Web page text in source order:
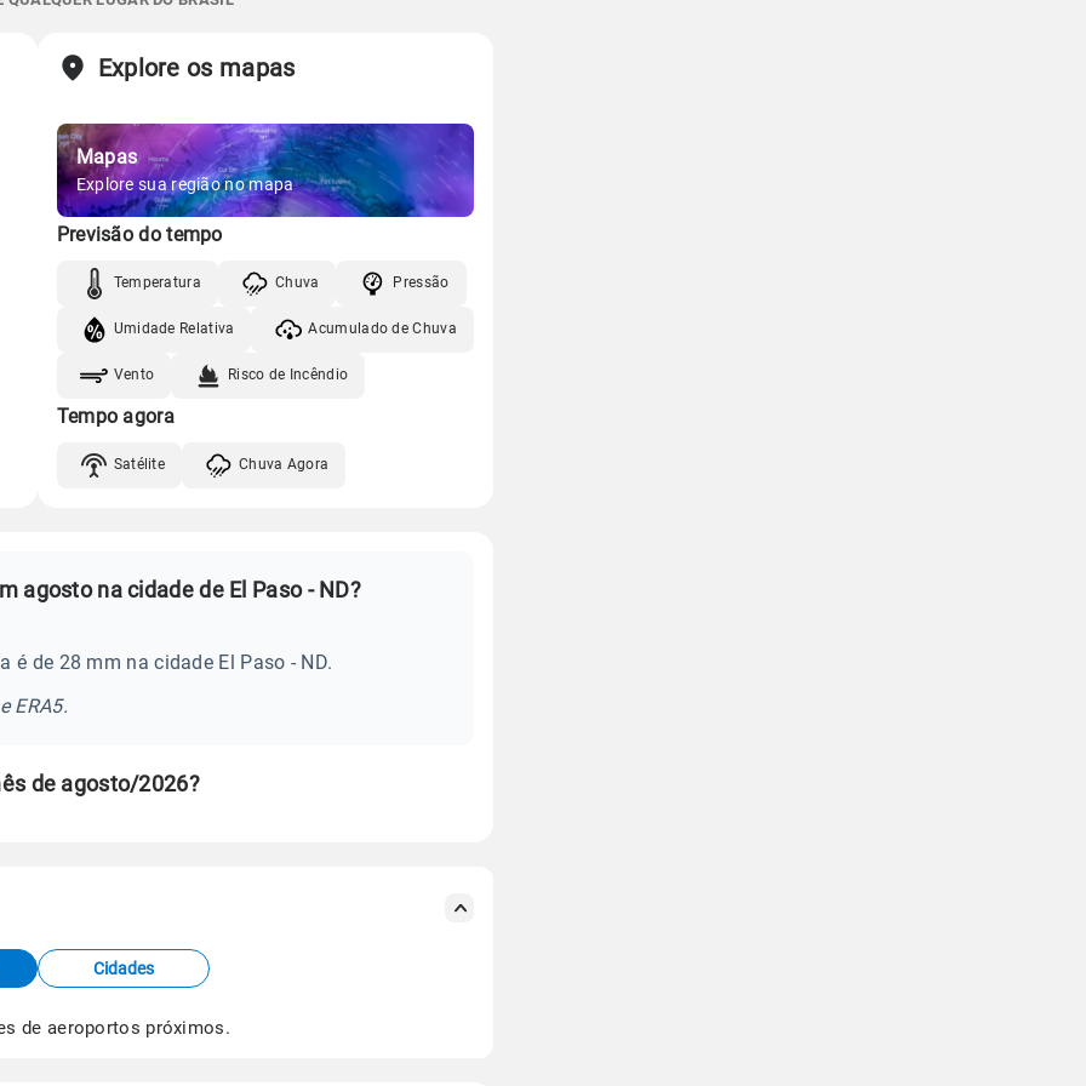
Vento Umidade
09:26h às 22:55h
Minguante
Gráfico
Vento Umidade
Explore os mapas
Mapas
Explore sua região no mapa
Previsão do tempo
Temperatura Chuva Pressão
Umidade Relativa Acumulado de Chuva
Vento Risco de Incêndio
Tempo agora
Satélite Chuva Agora
agosto na cidade de El Paso - ND?
é de 28 mm na cidade El Paso - ND.
ERA5.
de agosto/2026?
Cidades
de aeroportos próximos.